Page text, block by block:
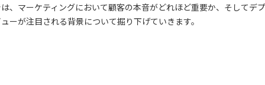
、マーケティングにおいて顧客の本音がどれほど重要か、そしてデ
ーが注目される背景について掘り下げていきます。